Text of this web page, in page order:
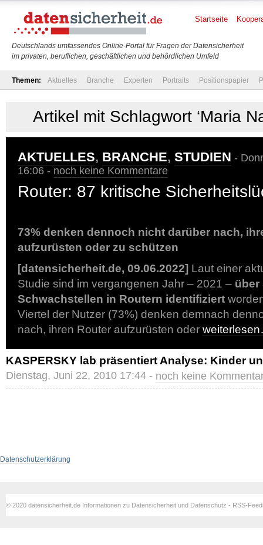
Deutschlands umfassendes Online-Portal für Fragen der Datensicherheit
im privaten, beruflichen, geschäftlichen und behördlichen Umfeld
Startseite
Themen: Aktuelles Branche Experten Portraits Positionspapier
Artikel mit Schlagwort ‘Maria
AKTUELLES, BRANCHE, STUDIEN -
16:06 - noch keine Kommentare
Router: 87 kritische
73% denken dennoch nicht darüber nach,
aufzurüsten oder zu schützen
[datensicherheit.de, 09.06.2022] Laut einer
Studie sind im vergangenen Jahr – 2021 – über
Schwachstellen in Routern identifiziert
Viertel der Nutzer (73%) denken demnach
nach, ihren Router aufzurüsten oder
KASPERSKY lab präsentiert Analyse: Kinder
Dienstag, Juni 22, 2010 17:44 - noch keine
Datenschutzerklärung
© 2020 datensicherheit.de Informationen zu Datensicherheit und Datenschutz - RSS-